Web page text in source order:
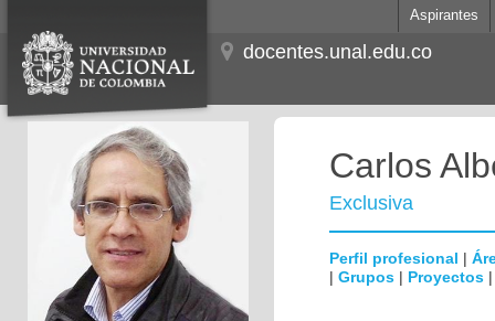
Aspirantes
docentes.unal.edu.co
Carlos
Exclusiva
Perfil profesional |
| Grupos | Proyectos